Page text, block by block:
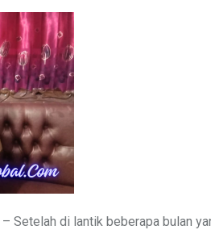
– Setelah di lantik beberapa bulan